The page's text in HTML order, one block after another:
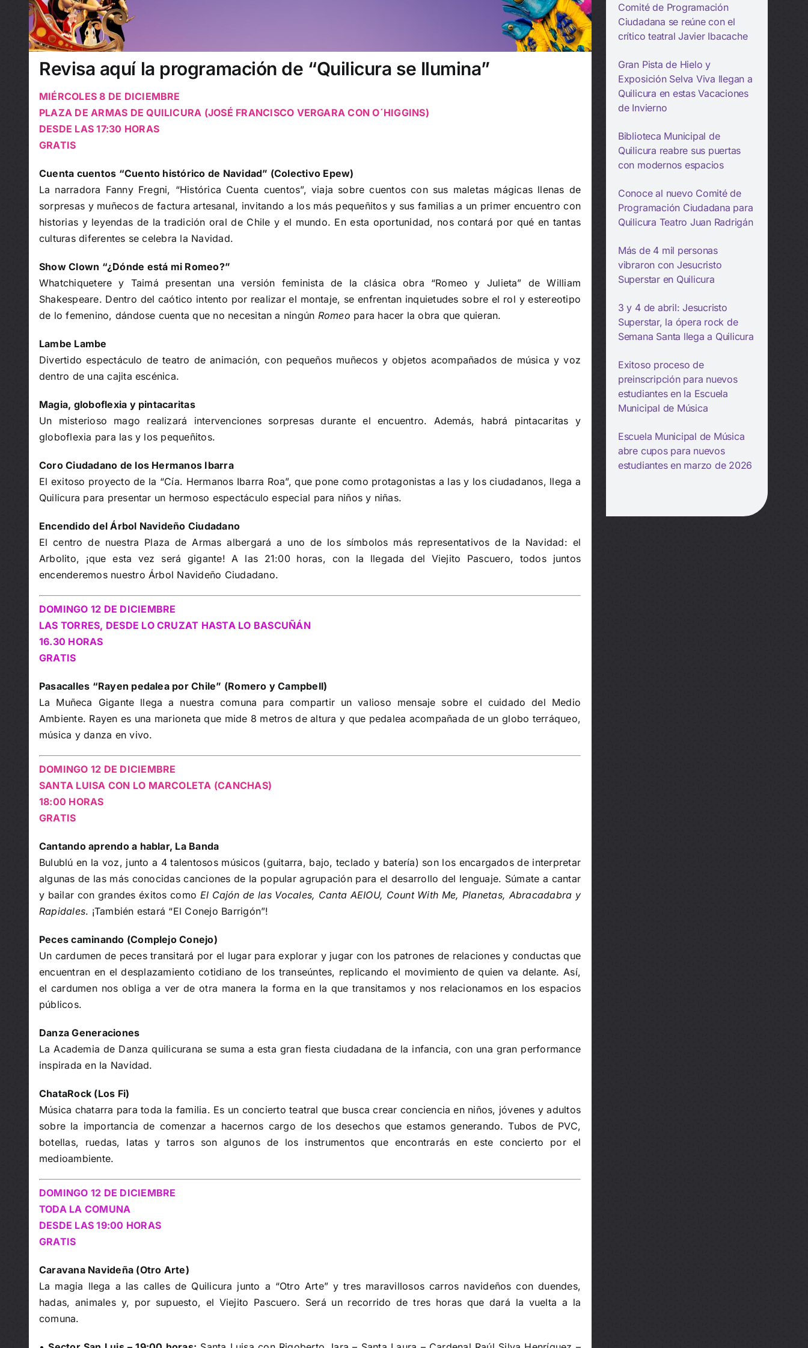
Revisa aquí la programación de “Quilicura se Ilumina”
MIÉRCOLES 8 DE DICIEMBRE
PLAZA DE ARMAS DE QUILICURA (JOSÉ FRANCISCO VERGARA CON O´HIGGINS)
DESDE LAS 17:30 HORAS
GRATIS
Cuenta cuentos “Cuento histórico de Navidad” (Colectivo Epew)
La narradora Fanny Fregni, “Histórica Cuenta cuentos”, viaja sobre cuentos con sus maletas mágicas llenas de
sorpresas y muñecos de factura artesanal, invitando a los más pequeñitos y sus familias a un primer encuentro con
historias y leyendas de la tradición oral de Chile y el mundo. En esta oportunidad, nos contará por qué en tantas
culturas diferentes se celebra la Navidad.
Show Clown “¿Dónde está mi Romeo?”
Whatchiquetere y Taimá presentan una versión feminista de la clásica obra “Romeo y Julieta” de William
Shakespeare. Dentro del caótico intento por realizar el montaje, se enfrentan inquietudes sobre el rol y estereotipo
de lo femenino, dándose cuenta que no necesitan a ningún Romeo para hacer la obra que quieran.
Lambe Lambe
Divertido espectáculo de teatro de animación, con pequeños muñecos y objetos acompañados de música y voz
dentro de una cajita escénica.
Magia, globoflexia y pintacaritas
Un misterioso mago realizará intervenciones sorpresas durante el encuentro. Además, habrá pintacaritas y
globoflexia para las y los pequeñitos.
Coro Ciudadano de los Hermanos Ibarra
El exitoso proyecto de la “Cía. Hermanos Ibarra Roa”, que pone como protagonistas a las y los ciudadanos, llega a
Quilicura para presentar un hermoso espectáculo especial para niños y niñas.
Encendido del Árbol Navideño Ciudadano
El centro de nuestra Plaza de Armas albergará a uno de los símbolos más representativos de la Navidad: el
Arbolito, ¡que esta vez será gigante! A las 21:00 horas, con la llegada del Viejito Pascuero, todos juntos
encenderemos nuestro Árbol Navideño Ciudadano.
DOMINGO 12 DE DICIEMBRE
LAS TORRES, DESDE LO CRUZAT HASTA LO BASCUÑÁN
16.30 HORAS
GRATIS
Pasacalles “Rayen pedalea por Chile” (Romero y Campbell)
La Muñeca Gigante llega a nuestra comuna para compartir un valioso mensaje sobre el cuidado del Medio
Ambiente. Rayen es una marioneta que mide 8 metros de altura y que pedalea acompañada de un globo terráqueo,
música y danza en vivo.
DOMINGO 12 DE DICIEMBRE
SANTA LUISA CON LO MARCOLETA (CANCHAS)
18:00 HORAS
GRATIS
Cantando aprendo a hablar, La Banda
Bulublú en la voz, junto a 4 talentosos músicos (guitarra, bajo, teclado y batería) son los encargados de interpretar
algunas de las más conocidas canciones de la popular agrupación para el desarrollo del lenguaje. Súmate a cantar
y bailar con grandes éxitos como El Cajón de las Vocales, Canta AEIOU, Count With Me, Planetas, Abracadabra y
Rapidales. ¡También estará “El Conejo Barrigón”!
Peces caminando (Complejo Conejo)
Un cardumen de peces transitará por el lugar para explorar y jugar con los patrones de relaciones y conductas que
encuentran en el desplazamiento cotidiano de los transeúntes, replicando el movimiento de quien va delante. Así,
el cardumen nos obliga a ver de otra manera la forma en la que transitamos y nos relacionamos en los espacios
públicos.
Danza Generaciones
La Academia de Danza quilicurana se suma a esta gran fiesta ciudadana de la infancia, con una gran performance
inspirada en la Navidad.
ChataRock (Los Fi)
Música chatarra para toda la familia. Es un concierto teatral que busca crear conciencia en niños, jóvenes y adultos
sobre la importancia de comenzar a hacernos cargo de los desechos que estamos generando. Tubos de PVC,
botellas, ruedas, latas y tarros son algunos de los instrumentos que encontrarás en este concierto por el
medioambiente.
DOMINGO 12 DE DICIEMBRE
TODA LA COMUNA
DESDE LAS 19:00 HORAS
GRATIS
Caravana Navideña (Otro Arte)
La magia llega a las calles de Quilicura junto a “Otro Arte” y tres maravillosos carros navideños con duendes,
hadas, animales y, por supuesto, el Viejito Pascuero. Será un recorrido de tres horas que dará la vuelta a la
comuna.
Comité de Programación
Ciudadana se reúne con el
crítico teatral Javier Ibacache
Gran Pista de Hielo y
Exposición Selva Viva llegan a
Quilicura en estas Vacaciones
de Invierno
Biblioteca Municipal de
Quilicura reabre sus puertas
con modernos espacios
Conoce al nuevo Comité de
Programación Ciudadana para
Quilicura Teatro Juan Radrigán
Más de 4 mil personas
vibraron con Jesucristo
Superstar en Quilicura
3 y 4 de abril: Jesucristo
Superstar, la ópera rock de
Semana Santa llega a Quilicura
Exitoso proceso de
preinscripción para nuevos
estudiantes en la Escuela
Municipal de Música
Escuela Municipal de Música
abre cupos para nuevos
estudiantes en marzo de 2026